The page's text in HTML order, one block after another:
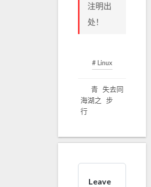
注明出
处！
# Linux
青
海湖之
行
失去同
步